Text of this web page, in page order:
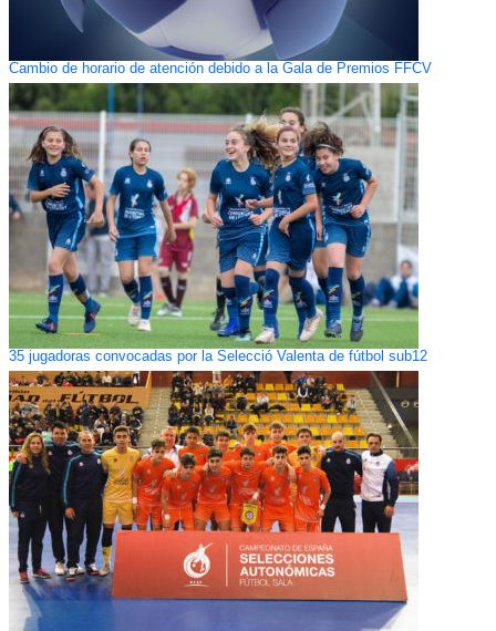
Cambio de horario de atención debido a la Gala de Premios FFCV
35 jugadoras convocadas por la Selecció Valenta de fútbol sub12